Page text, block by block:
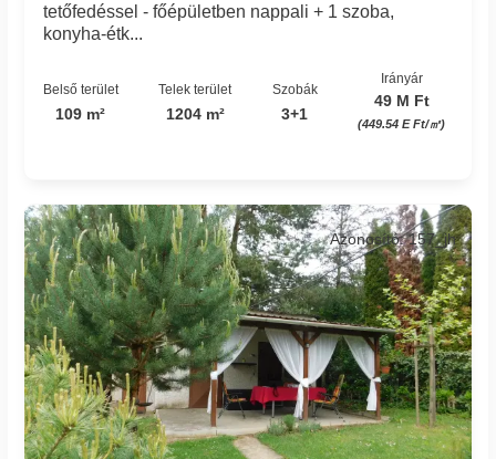
tetőfedéssel - főépületben nappali + 1 szoba,
konyha-étk...
Belső terület
109 m²
Telek terület
1204 m²
Szobák
3+1
Irányár
49 M Ft
(449.54 E Ft/㎡)
Azonosító: 157_jh